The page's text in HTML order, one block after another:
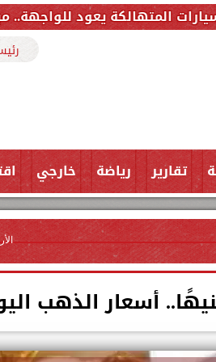
للواجهة.. مبادرة جديدة
تقارير رياضة خارجي